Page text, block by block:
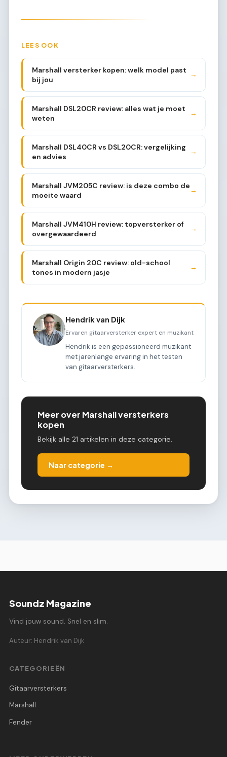
LEES OOK
Marshall versterker kopen: welk model past
bij jou
→
Marshall DSL20CR review: alles wat je moet
weten
→
Marshall DSL40CR vs DSL20CR: vergelijking
en advies
→
Marshall JVM205C review: is deze combo de
moeite waard
→
Marshall JVM410H review: topversterker of
overgewaardeerd
→
Marshall Origin 20C review: old-school
tones in modern jasje
→
Hendrik van Dijk
Ervaren gitaarversterker expert en muzikant
Hendrik is een gepassioneerd muzikant
met jarenlange ervaring in het testen
van gitaarversterkers.
Meer over Marshall versterkers
kopen
Bekijk alle 21 artikelen in deze categorie.
Naar categorie →
Soundz Magazine
Vind jouw sound. Snel en slim.
Auteur: Hendrik van Dijk
CATEGORIEËN
Gitaarversterkers
Marshall
Fender